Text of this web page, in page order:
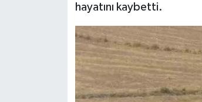
hayatını kaybetti.